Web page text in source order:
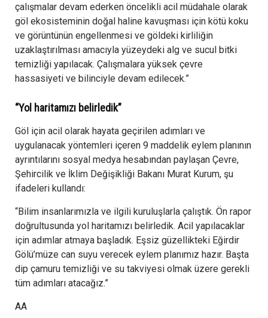
çalışmalar devam ederken öncelikli acil müdahale olarak
göl ekosisteminin doğal haline kavuşması için kötü koku
ve görüntünün engellenmesi ve göldeki kirliliğin
uzaklaştırılması amacıyla yüzeydeki alg ve sucul bitki
temizliği yapılacak. Çalışmalara yüksek çevre
hassasiyeti ve bilinciyle devam edilecek.”
“Yol haritamızı belirledik”
Göl için acil olarak hayata geçirilen adımları ve
uygulanacak yöntemleri içeren 9 maddelik eylem planının
ayrıntılarını sosyal medya hesabından paylaşan Çevre,
Şehircilik ve İklim Değişikliği Bakanı Murat Kurum, şu
ifadeleri kullandı:
“Bilim insanlarımızla ve ilgili kuruluşlarla çalıştık. Ön rapor
doğrultusunda yol haritamızı belirledik. Acil yapılacaklar
için adımlar atmaya başladık. Eşsiz güzellikteki Eğirdir
Gölü’müze can suyu verecek eylem planımız hazır. Başta
dip çamuru temizliği ve su takviyesi olmak üzere gerekli
tüm adımları atacağız.”
AA